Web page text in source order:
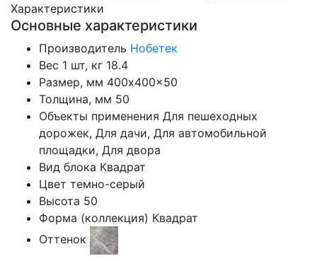
Характеристики
Основные характеристики
Производитель Нобетек
Вес 1 шт, кг 18.4
Размер, мм 400x400x50
Толщина, мм 50
Объекты применения Для пешеходных
дорожек, Для дачи, Для автомобильной
площадки, Для двора
Вид блока Квадрат
Цвет темно-серый
Высота 50
Форма (коллекция) Квадрат
Оттенок